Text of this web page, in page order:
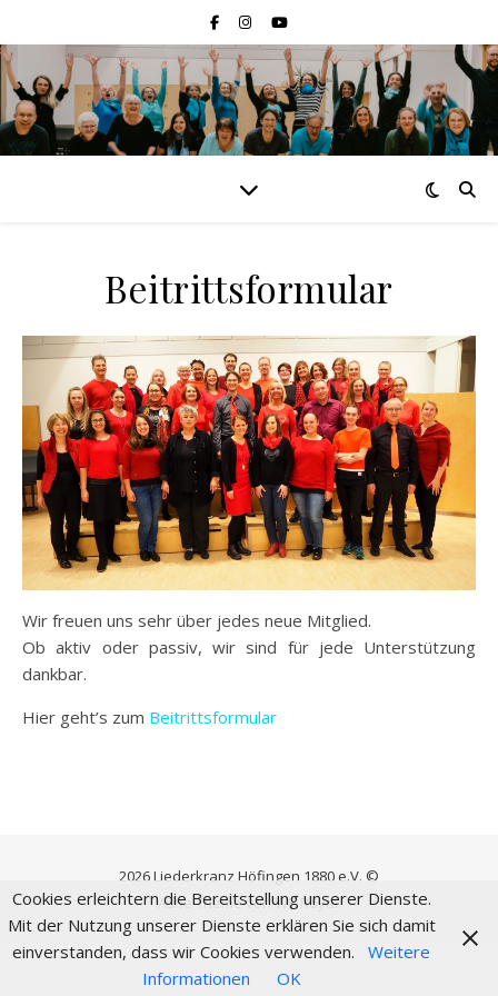
Beitrittsformular
Wir freuen uns sehr über jedes neue Mitglied.
Ob aktiv oder passiv, wir sind für jede Unterstützung
dankbar.
Hier geht’s zum Beitrittsformular
2026 Liederkranz Höfingen 1880 e.V. ©
Ashe Theme vonWP Royal.
Cookies erleichtern die Bereitstellung unserer Dienste.
Mit der Nutzung unserer Dienste erklären Sie sich damit
einverstanden, dass wir Cookies verwenden.
Weitere
Informationen
OK